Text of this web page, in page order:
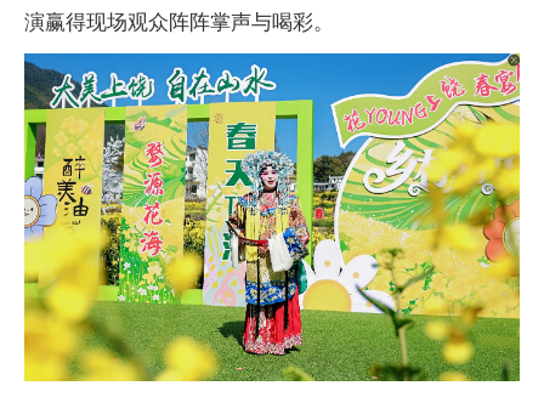
演赢得现场观众阵阵掌声与喝彩。